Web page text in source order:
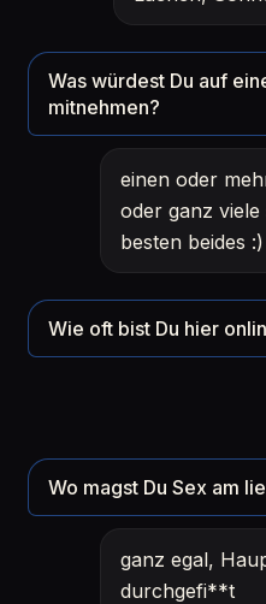
Was würdest Du auf
mitnehmen?
einen oder
oder ganz
besten beides :)
Wie oft bist Du hier
Wo magst Du Sex am
ganz egal,
durchgefi**t